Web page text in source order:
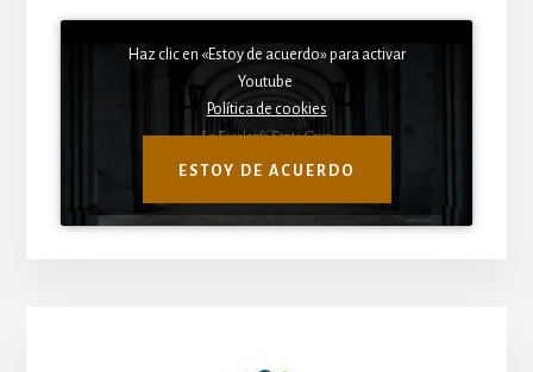
Haz clic en «Estoy de acuerdo» para activar
Youtube
Política de cookies
ESTOY DE ACUERDO